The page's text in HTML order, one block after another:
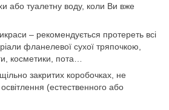
або туалетну воду, коли Ви вже
– рекомендується протереть всі
фланелевої сухої тряпочкою,
косметики, пота…
закритих коробочках, не
(естественного або